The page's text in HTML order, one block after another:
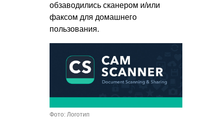
обзаводились сканером и/или
факсом для домашнего
пользования.
Фото: Логотип